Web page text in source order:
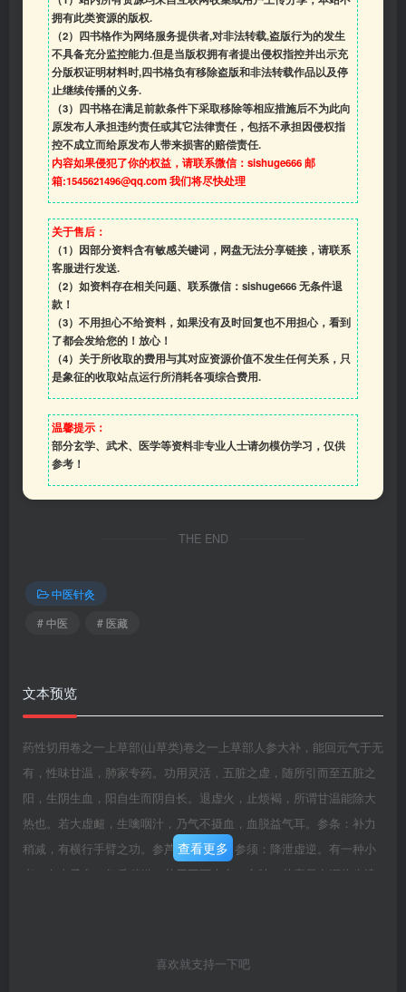
拥有此类资源的版权.
（2）四书格作为网络服务提供者,对非法转载,盗版行为的发生
不具备充分监控能力.但是当版权拥有者提出侵权指控并出示充
分版权证明材料时,四书格负有移除盗版和非法转载作品以及停
止继续传播的义务.
（3）四书格在满足前款条件下采取移除等相应措施后不为此向
原发布人承担违约责任或其它法律责任，包括不承担因侵权指
控不成立而给原发布人带来损害的赔偿责任.
内容如果侵犯了你的权益，请联系微信：sishuge666 邮
箱:1545621496@qq.com 我们将尽快处理
关于售后：
（1）因部分资料含有敏感关键词，网盘无法分享链接，请联系
客服进行发送.
（2）如资料存在相关问题、联系微信：sishuge666 无条件退
款！
（3） 不用担心不给资料，如果没有及时回复也不用担心，看到
了都会发给您的！放心！
（4） 关于所收取的费用与其对应资源价值不发生任何关系，只
是象征的收取站点运行所消耗各项综合费用.
温馨提示：
部分玄学、武术、医学等资料非专业人士请勿模仿学习，仅供
参考！
THE END
中医针灸
# 中医
# 医藏
文本预览
药性切用卷之一上草部(山草类)卷之一上草部人参大补，能回元气于无
有，性味甘温，肺家专药。功用灵活，五脏之虚，随所引而至五脏之
阳，生阴生血，阳自生而阴自长。退虚火，止烦褐，所谓甘温能除大
热也。若大虚衄，生噙咽汁，乃气不摄血，血脱益气耳。参条：补力
稍减，有横行手臂之功。参芦：涌虚痰。参须：降泄虚逆。有一种小
者，名太子参。气质稍嫩，其用不下大参。参叶：苦寒虽有泻热生津
挟微热而消渴者，较胜，其性甘凉可知。卷之一上草部潞党参味甘微
查看更多
喜欢就支持一下吧